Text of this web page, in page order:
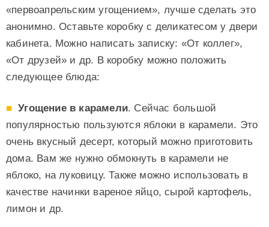
«первоапрельским угощением», лучше сделать это
анонимно. Оставьте коробку с деликатесом у двери
кабинета. Можно написать записку: «От коллег»,
«От друзей» и др. В коробку можно положить
следующее блюда:
Угощение в карамели. Сейчас большой
популярностью пользуются яблоки в карамели. Это
очень вкусный десерт, который можно приготовить
дома. Вам же нужно обмокнуть в карамели не
яблоко, на луковицу. Также можно использовать в
качестве начинки вареное яйцо, сырой картофель,
лимон и др.